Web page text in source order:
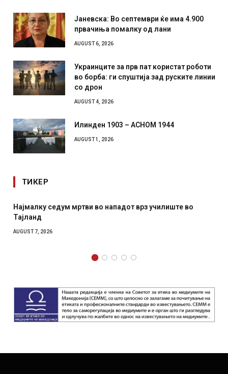
Јаневска: Во септември ќе има 4.900
првачиња помалку од лани
AUGUST 6, 2026
Украинците за прв пат користат роботи
во борба: ги спуштија зад руските линии
со дрон
AUGUST 4, 2026
Илинден 1903 – АСНОМ 1944
AUGUST 1, 2026
ТИКЕР
Најмалку седум мртви во нападот врз училиште во
Тајланд
AUGUST 7, 2026